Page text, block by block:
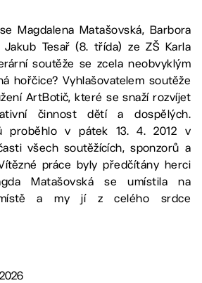
Magdalena Matašovská, Barbora
Tesař (8. třída) ze ZŠ Karla
soutěže se zcela neobvyklým
hořčice? Vyhlašovatelem soutěže
ArtBotič, které se snaží rozvíjet
činnost dětí a dospělých.
proběhlo v pátek 13. 4. 2012 v
všech soutěžících, sponzorů a
práce byly předčítány herci
Matašovská se umístila na
a my jí z celého srdce